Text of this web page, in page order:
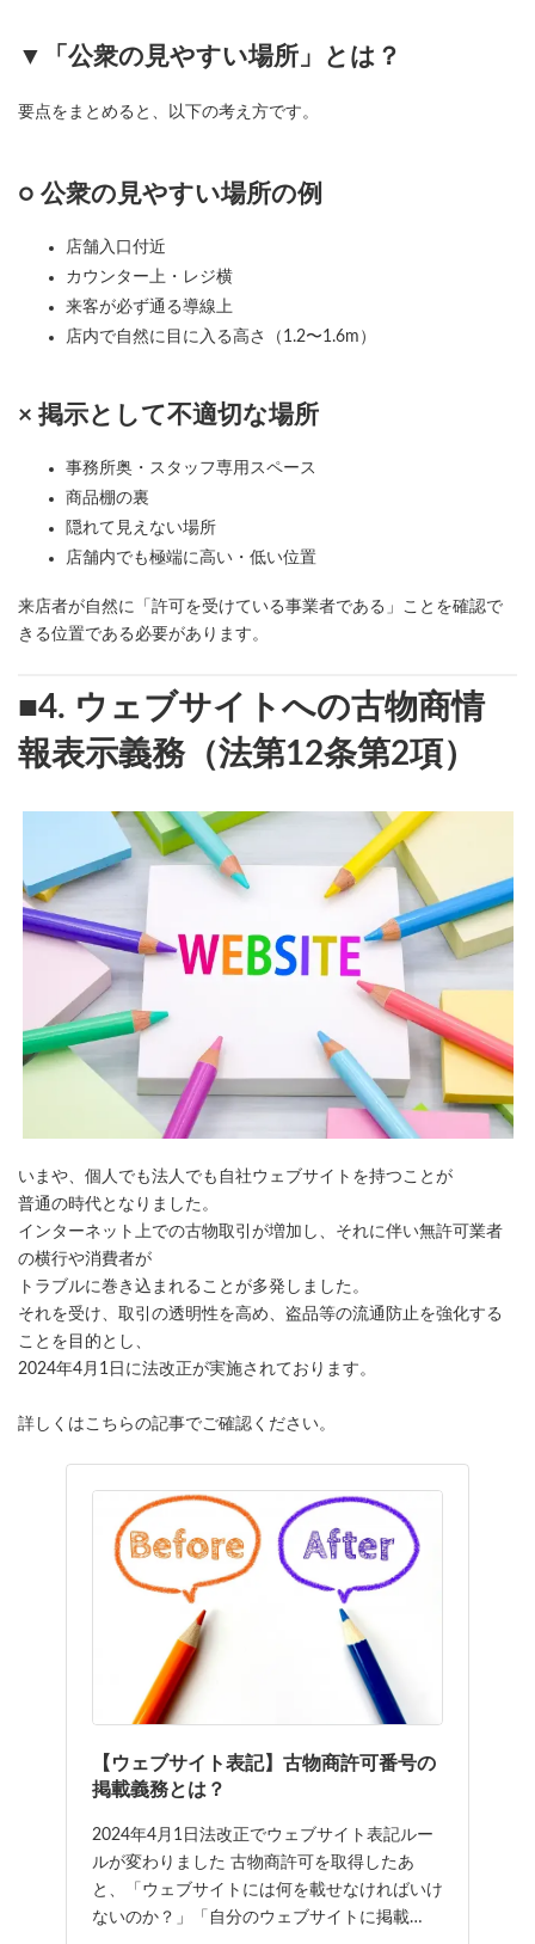
▼「公衆の見やすい場所」とは？
要点をまとめると、以下の考え方です。
○ 公衆の見やすい場所の例
店舗入口付近
カウンター上・レジ横
来客が必ず通る導線上
店内で自然に目に入る高さ（1.2〜1.6m）
× 掲示として不適切な場所
事務所奥・スタッフ専用スペース
商品棚の裏
隠れて見えない場所
店舗内でも極端に高い・低い位置
来店者が自然に「許可を受けている事業者である」ことを確認で
きる位置である必要があります。
■4. ウェブサイトへの古物商情
報表示義務（法第12条第2項）
いまや、個人でも法人でも自社ウェブサイトを持つことが
普通の時代となりました。
インターネット上での古物取引が増加し、それに伴い無許可業者
の横行や消費者が
トラブルに巻き込まれることが多発しました。
それを受け、取引の透明性を高め、盗品等の流通防止を強化する
ことを目的とし、
2024年4月1日に法改正が実施されております。
詳しくはこちらの記事でご確認ください。
【ウェブサイト表記】古物商許可番号の
掲載義務とは？
2024年4月1日法改正でウェブサイト表記ルー
ルが変わりました 古物商許可を取得したあ
と、「ウェブサイトには何を載せなければいけ
ないのか？」「自分のウェブサイトに掲載…